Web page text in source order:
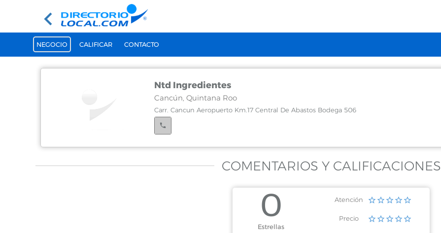
NEGOCIO CALIFICAR CONTACTO
Ntd Ingredientes
Cancún, Quintana Roo
Carr. Cancun Aeropuerto Km.17 Central De Abastos Bodega 506
COMENTARIOS Y CALIFICACIONES
0
Estrellas
Atención
Precio